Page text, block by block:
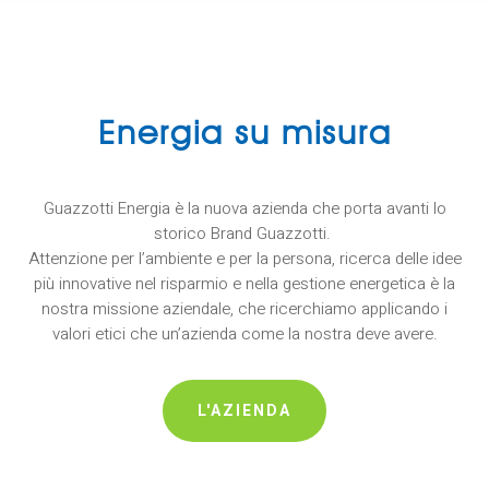
Energia su misura
Guazzotti Energia è la nuova azienda che porta avanti lo
storico Brand Guazzotti.
Attenzione per l’ambiente e per la persona, ricerca delle idee
più innovative nel risparmio e nella gestione energetica è la
nostra missione aziendale, che ricerchiamo applicando i
valori etici che un’azienda come la nostra deve avere.
L'AZIENDA